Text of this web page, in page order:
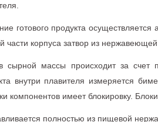
готового продукта
части корпуса затвор из
сырной массы происходит за счет
внутри плавителя измеряется
компонентов имеет блокировку.
полностью из пищевой